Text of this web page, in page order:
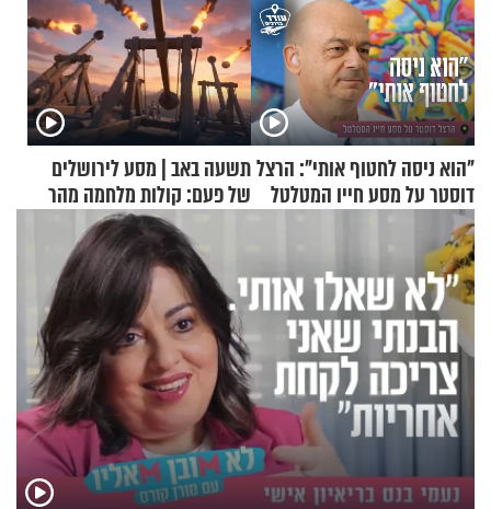
"הוא ניסה לחטוף אותי": הרצל
דוסטר על מסע חייו המטלטל
תשעה באב | מסע לירושלים
של פעם: קולות מלחמה מהר